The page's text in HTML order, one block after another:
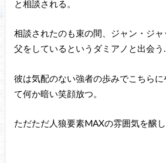
と相談される。
相談されたのも束の間、ジャン・ジ
父をしているというダミアノと出会
彼は気配のない強者の歩みでこちらに
て何か暗い笑顔放つ。
ただただ人狼要素MAXの雰囲気を醸し